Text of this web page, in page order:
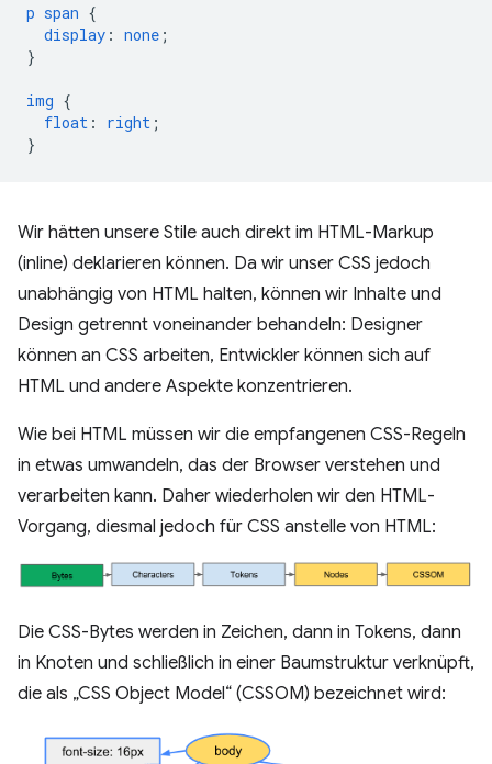
p span {
display : none ;
}
img {
float : right ;
}
Wir hätten unsere Stile auch direkt im HTML-Markup
(inline) deklarieren können. Da wir unser CSS jedoch
unabhängig von HTML halten, können wir Inhalte und
Design getrennt voneinander behandeln: Designer
können an CSS arbeiten, Entwickler können sich auf
HTML und andere Aspekte konzentrieren.
Wie bei HTML müssen wir die empfangenen CSS-Regeln
in etwas umwandeln, das der Browser verstehen und
verarbeiten kann. Daher wiederholen wir den HTML-
Vorgang, diesmal jedoch für CSS anstelle von HTML:
Die CSS-Bytes werden in Zeichen, dann in Tokens, dann
in Knoten und schließlich in einer Baumstruktur verknüpft,
die als „CSS Object Model“ (CSSOM) bezeichnet wird: